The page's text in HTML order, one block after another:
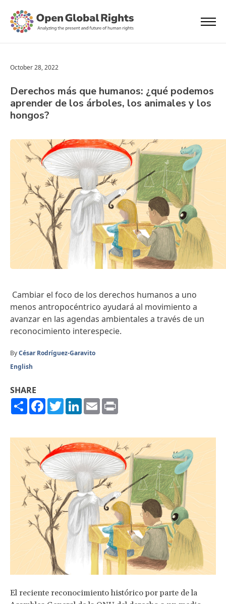
October 28, 2022
Derechos más que humanos: ¿qué podemos
aprender de los árboles, los animales y los
hongos?
Cambiar el foco de los derechos humanos a uno
menos antropocéntrico ayudará al movimiento a
avanzar en las agendas ambientales a través de un
reconocimiento interespecie.
ByCésar Rodríguez-Garavito
English
SHARE
ShareFacebook
TwitterLinkedIn
Email
El reciente reconocimiento histórico por parte de la